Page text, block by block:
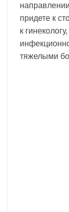
придете к
к
тяжелыми